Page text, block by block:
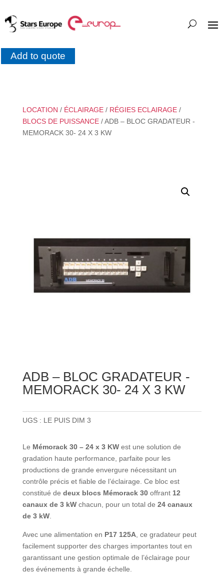
Add to quote
LOCATION / ÉCLAIRAGE/ RÉGIES ECLAIRAGE/
BLOCS DE PUISSANCE/ ADB – BLOC GRADATEUR -
MEMORACK 30- 24 X 3 KW
ADB – BLOC GRADATEUR -
MEMORACK 30- 24 X 3 KW
UGS : LE PUIS DIM 3
Le Mémorack 30 – 24 x 3 KWest une solution de
gradation haute performance, parfaite pour les
productions de grande envergure nécessitant un
contrôle précis et fiable de l’éclairage. Ce bloc est
constitué de deux blocs Mémorack 30offrant 12
canaux de 3 kWchacun, pour un total de 24 canaux
de 3 kW.
Avec une alimentation en P17 125A, ce gradateur peut
facilement supporter des charges importantes tout en
garantissant une gestion optimale de l’éclairage pour
des événements à grande échelle.